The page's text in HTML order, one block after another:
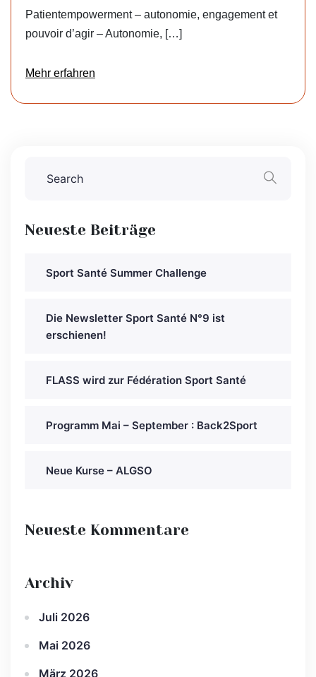
Patientempowerment – autonomie, engagement et
pouvoir d’agir – Autonomie, […]
Mehr erfahren
Neueste Beiträge
Sport Santé Summer Challenge
Die Newsletter Sport Santé N°9 ist
erschienen!
FLASS wird zur Fédération Sport Santé
Programm Mai – September : Back2Sport
Neue Kurse – ALGSO
Neueste Kommentare
Archiv
Juli 2026
Mai 2026
März 2026